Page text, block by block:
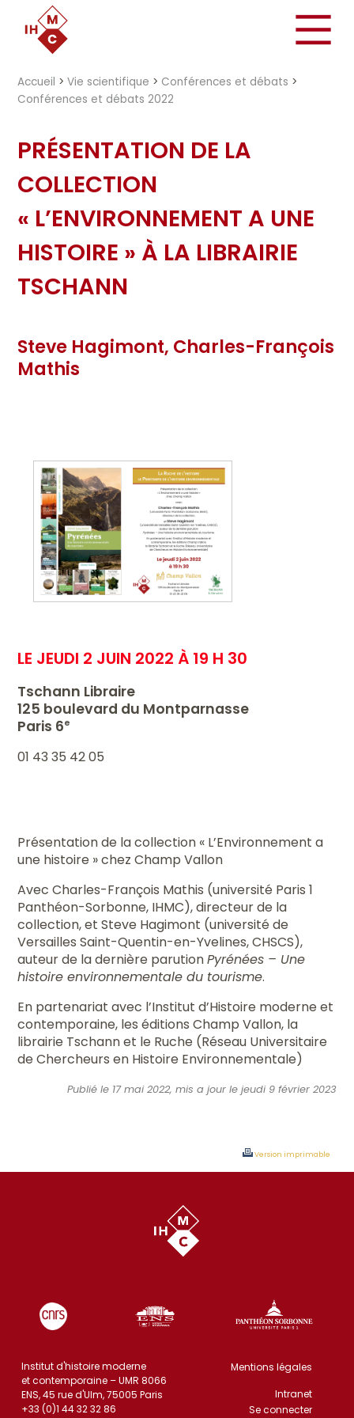
Accueil >Vie scientifique > Conférences et débats >
Conférences et débats 2022
PRÉSENTATION DE LA
COLLECTION
« L’ENVIRONNEMENT A UNE
HISTOIRE » À LA LIBRAIRIE
TSCHANN
Steve Hagimont, Charles-François
Mathis
LE JEUDI 2 JUIN 2022 À 19 H 30
Tschann Libraire
125 boulevard du Montparnasse
Paris 6e
01 43 35 42 05
Présentation de la collection « L’Environnement a
une histoire » chez Champ Vallon
Avec Charles-François Mathis (université Paris 1
Panthéon-Sorbonne, IHMC), directeur de la
collection, et Steve Hagimont (université de
Versailles Saint-Quentin-en-Yvelines, CHSCS),
auteur de la dernière parutionPyrénées – Une
histoire environnementale du tourisme.
En partenariat avec l’Institut d’Histoire moderne et
contemporaine, les éditions Champ Vallon, la
librairie Tschann et le Ruche (Réseau Universitaire
de Chercheurs en Histoire Environnementale)
Publié le 17 mai 2022, mis a jour le jeudi 9 février 2023
Version imprimable
Institut d'histoire moderne
et contemporaine – UMR 8066
ENS, 45 rue d'Ulm, 75005 Paris
+33 (0)1 44 32 32 86
Mentions légales
Intranet
Se connecter